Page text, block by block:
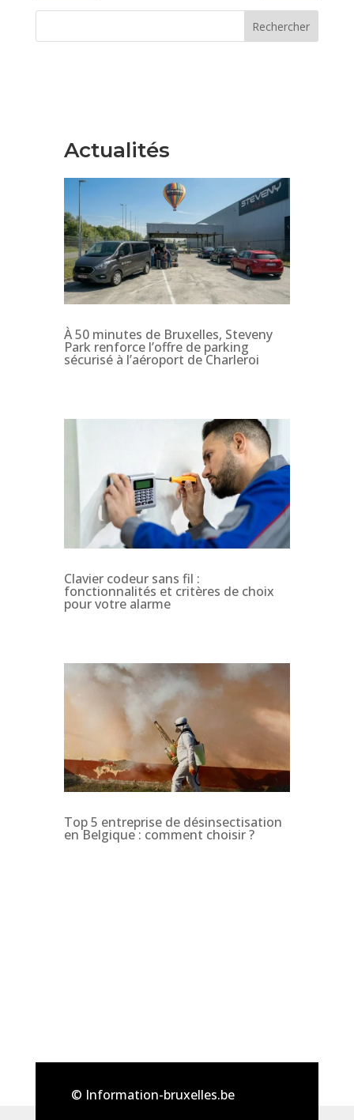
Rechercher
Actualités
À 50 minutes de Bruxelles, Steveny
Park renforce l’offre de parking
sécurisé à l’aéroport de Charleroi
Clavier codeur sans fil :
fonctionnalités et critères de choix
pour votre alarme
Top 5 entreprise de désinsectisation
en Belgique : comment choisir ?
© Information-bruxelles.be